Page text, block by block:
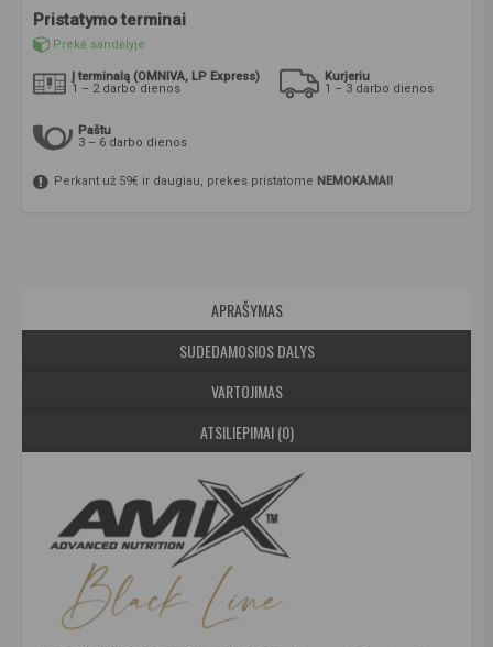
Pristatymo terminai
Prekė sandėlyje
Į terminalą (OMNIVA, LP Express)
1 – 2 darbo dienos
Kurjeriu
1 – 3 darbo dienos
Paštu
3 – 6 darbo dienos
Perkant už 59€ ir daugiau, prekes pristatome NEMOKAMAI!
APRAŠYMAS
SUDEDAMOSIOS DALYS
VARTOJIMAS
ATSILIEPIMAI (0)